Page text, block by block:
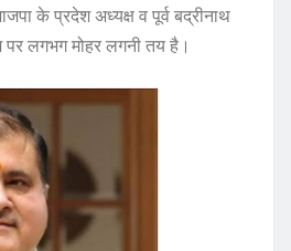
के प्रदेश अध्यक्ष व पूर्व बद्रीनाथ
लगभग मोहर लगनी तय है।